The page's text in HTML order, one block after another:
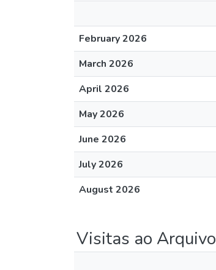
February 2026
March 2026
April 2026
May 2026
June 2026
July 2026
August 2026
Visitas ao Arquivo